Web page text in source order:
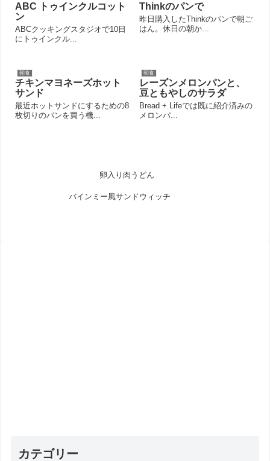
ABC トゥインクルコット
ン
ABCクッキングスタジオで10日
にトゥインクル...
Thinkのパンで
昨日購入したThinkのパンで朝ご
はん。休日の朝か...
朝食
チキンマヨネーズホット
サンド
最近ホットサンドにするための8
枚切りのパンを買う機...
朝食
レーズンメロンパンと、
豆ともやしのサラダ
Bread + Lifeでは既に紹介済みの
メロンパ...
卵入り肉うどん
バインミー風サンドウィッチ
カテゴリー